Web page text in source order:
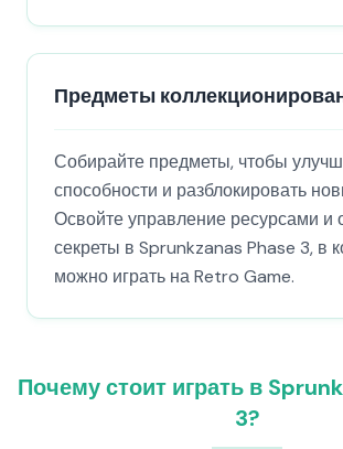
Предметы
Собирайте предметы, чтобы
способности и разблокировать
Освойте управление ресурсами и
секреты в Sprunkzanas Phase 3, в
можно играть на Retro Game.
Почему стоит играть в
3?